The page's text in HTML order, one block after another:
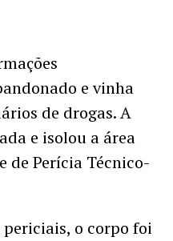
e vinha
de drogas. A
e isolou a área
de Perícia Técnico-
o corpo foi